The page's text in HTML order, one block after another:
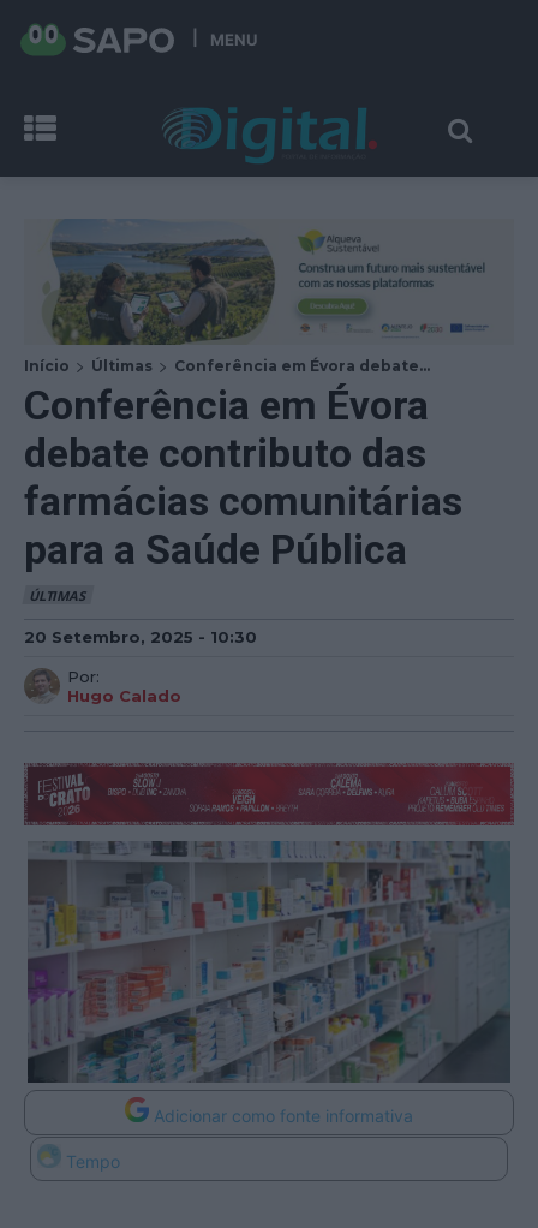
MENU
Início Últimas Conferência em Évora debate...
Conferência em Évora
debate contributo das
farmácias comunitárias
para a Saúde Pública
ÚLTIMAS
20 Setembro, 2025 - 10:30
Por:
Hugo Calado
Adicionar como fonte informativa
Tempo